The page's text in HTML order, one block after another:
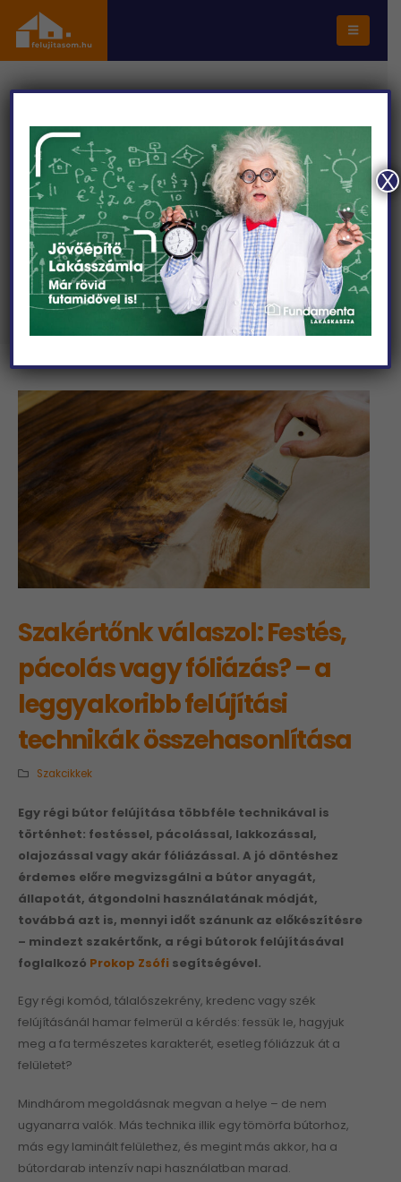
SZAKÉRTŐNK VÁLASZOL: FESTÉS, PÁCOLÁS VAGY FÓLIÁZÁS? – A
LEGGYAKORIBB FELÚJÍTÁSI TECHNIKÁK ÖSSZEHASONLÍTÁSA
Szakértőnk válaszol: Festés,
pácolás vagy fóliázás? – a
leggyakoribb felújítási
technikák összehasonlítása
Szakértőnk válaszol: Festés,
pácolás vagy fóliázás? – a
leggyakoribb felújítási
technikák összehasonlítása
Szakcikkek
Egy régi bútor felújítása többféle technikával is
történhet: festéssel, pácolással, lakkozással,
olajozással vagy akár fóliázással. A jó döntéshez
érdemes előre megvizsgálni a bútor anyagát,
állapotát, átgondolni használatának módját,
továbbá azt is, mennyi időt szánunk az előkészítésre
– mindezt szakértőnk, a régi bútorok felújításával
foglalkozó Prokop Zsófi segítségével.
Egy régi komód, tálalószekrény, kredenc vagy szék
felújításánál hamar felmerül a kérdés: fessük le, hagyjuk
meg a fa természetes karakterét, esetleg fóliázzuk át a
felületet?
Mindhárom megoldásnak megvan a helye – de nem
ugyanarra valók. Más technika illik egy tömörfa bútorhoz,
más egy laminált felülethez, és megint más akkor, ha a
bútordarab intenzív napi használatban marad.
X